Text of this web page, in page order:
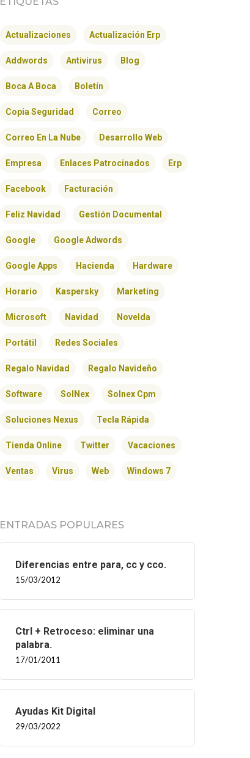
Actualizaciones Actualización Erp
Addwords Antivirus Blog
Boca A Boca Boletín
Copia Seguridad Correo
Correo En La Nube Desarrollo Web
Empresa Enlaces Patrocinados Erp
Facebook Facturación
Feliz Navidad Gestión Documental
Google Google Adwords
Google Apps Hacienda Hardware
Horario Kaspersky Marketing
Microsoft Navidad Novelda
Portátil Redes Sociales
Regalo Navidad Regalo Navideño
Software SolNex Solnex Cpm
Soluciones Nexus Tecla Rápida
Tienda Online Twitter Vacaciones
Ventas Virus Web Windows 7
ENTRADAS POPULARES
Diferencias entre para, cc y cco.
15/03/2012
Ctrl + Retroceso: eliminar una
palabra.
17/01/2011
Ayudas Kit Digital
29/03/2022